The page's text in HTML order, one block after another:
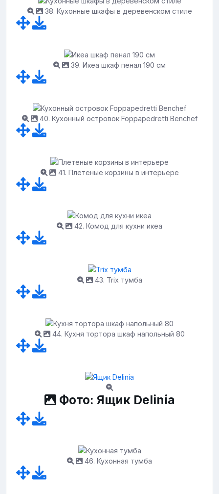
38. Кухонные шкафы в деревенском стиле
39. Икеа шкаф пенал 190 см
40. Кухонный островок Foppapedretti Benchef
41. Плетеные корзины в интерьере
42. Комод для кухни икеа
43. Trix тумба
44. Кухня тортора шкаф напольный 80
Фото: Ящик Delinia
46. Кухонная тумба